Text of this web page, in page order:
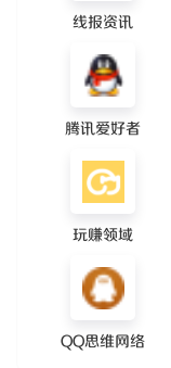
线报资讯
腾讯爱好者
玩赚领域
QQ思维网络